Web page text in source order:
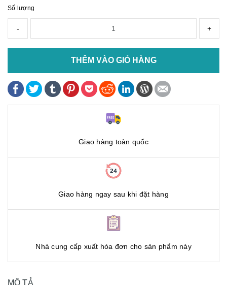
Số lượng
- +
THÊM VÀO GIỎ HÀNG
Giao hàng toàn quốc
Giao hàng ngay sau khi đặt hàng
Nhà cung cấp xuất hóa đơn cho sản phẩm này
MÔ TẢ